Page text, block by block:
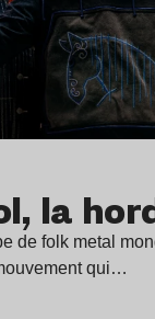
la
de folk metal
qui…